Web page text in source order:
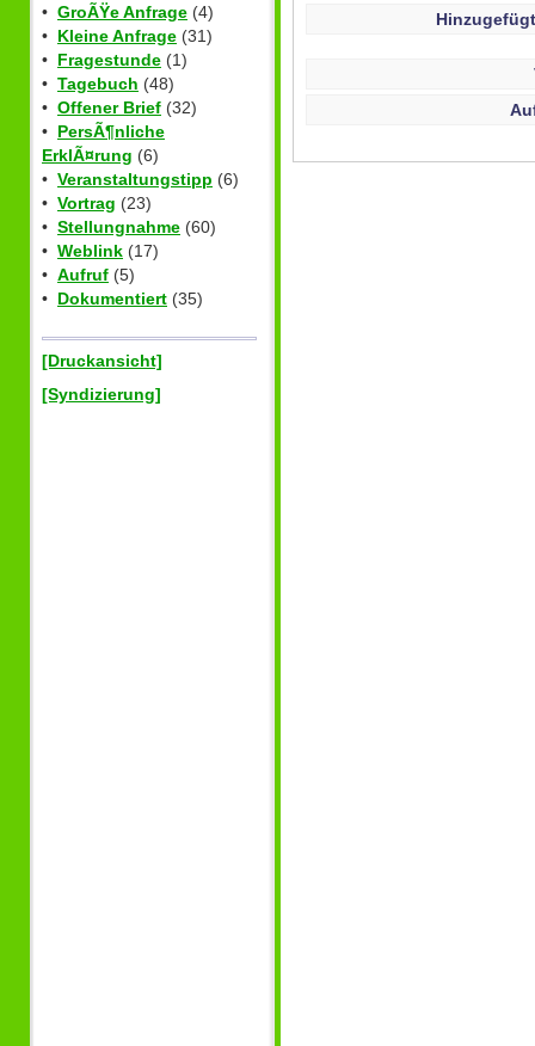
• GroÃŸe Anfrage (4)
• Kleine Anfrage (31)
• Fragestunde (1)
• Tagebuch (48)
• Offener Brief (32)
• PersÃ¶nliche
ErklÃ¤rung (6)
• Veranstaltungstipp (6)
• Vortrag (23)
• Stellungnahme (60)
• Weblink (17)
• Aufruf (5)
• Dokumentiert (35)
[Druckansicht]
[Syndizierung]